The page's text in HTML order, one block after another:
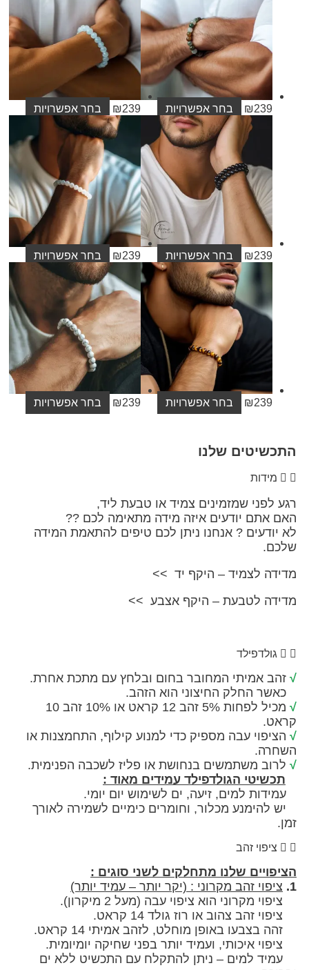
בחר אפשרויות 239 בחר אפשרויות
בחר אפשרויות 239 בחר אפשרויות
בחר אפשרויות 239 בחר אפשרויות
שלנו
שמזמינים צמיד או טבעת ליד,
יודעים איזה מידה מתאימה לכם ??
? אנחנו ניתן לכם טיפים להתאמת המידה
לצמיד – היקף יד >>
לטבעת – היקף אצבע >>
המחובר בחום ובלחץ עם מתכת אחרת.
החיצוני הוא הזהב.
מכיל לפחות 5% זהב 12 קראט או 10% זהב 10
עבה מספיק כדי למנוע קילוף, התחמצנות או
משתמשים בנחושת או פליז לשכבה הפנימית.
הגולדפילד עמידים מאוד :
למים, זיעה, ים לשימוש יום יומי.
מכלור, וחומרים כימיים לשמירה לאורך
זהב
שלנו מתחלקים לשני סוגים :
זהב מקרוני : (יקר יותר – עמיד יותר)
מקרוני הוא ציפוי עבה (מעל 2 מיקרון).
צהוב או רוז גולד 14 קראט.
באופן מוחלט, לזהב אמיתי 14 קראט.
איכותי, ועמיד יותר בפני שחיקה יומיומית.
למים – ניתן להתקלח עם התכשיט ללא ים